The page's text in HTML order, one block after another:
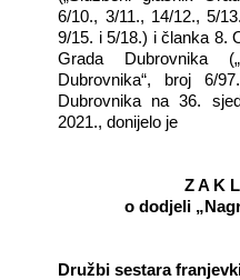
6/10., 3/11., 14/12., 5/
9/15. i 5/18.) i članka 8.
Grada Dubrovnika
Dubrovnika“, broj 6/
Dubrovnika na 36.
2021., donijelo je
Z A K
o dodjeli
Družbi sestara